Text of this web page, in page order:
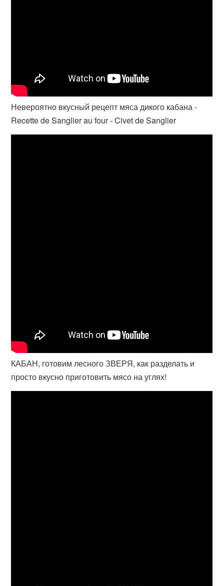
Невероятно вкусный рецепт мяса дикого кабана -
Recette de Sanglier au four - Civet de Sanglier
КАБАН, готовим лесного ЗВЕРЯ, как разделать и
просто вкусно приготовить мясо на углях!